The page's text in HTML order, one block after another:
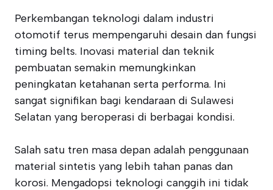
Perkembangan teknologi dalam industri
otomotif terus mempengaruhi desain dan fungsi
timing belts. Inovasi material dan teknik
pembuatan semakin memungkinkan
peningkatan ketahanan serta performa. Ini
sangat signifikan bagi kendaraan di Sulawesi
Selatan yang beroperasi di berbagai kondisi.
Salah satu tren masa depan adalah penggunaan
material sintetis yang lebih tahan panas dan
korosi. Mengadopsi teknologi canggih ini tidak